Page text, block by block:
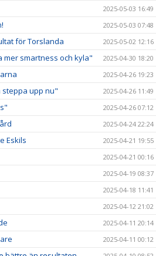
2025-05-03 16:49
2025-05-03 07:48
för Torslanda 2025-05-02 12:16
mer smartness och kyla" 2025-04-30 18:20
2025-04-26 19:23
steppa upp nu" 2025-04-26 11:49
2025-04-26 07:12
2025-04-24 22:24
Eskils 2025-04-21 19:55
2025-04-21 00:16
2025-04-19 08:37
2025-04-18 11:41
2025-04-12 21:02
2025-04-11 20:14
2025-04-11 00:12